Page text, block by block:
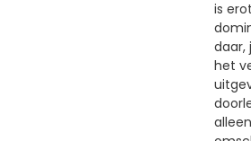
is
daar,
het